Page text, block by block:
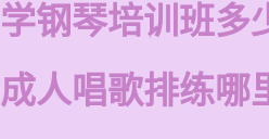
钢琴培训班多
人唱歌排练哪